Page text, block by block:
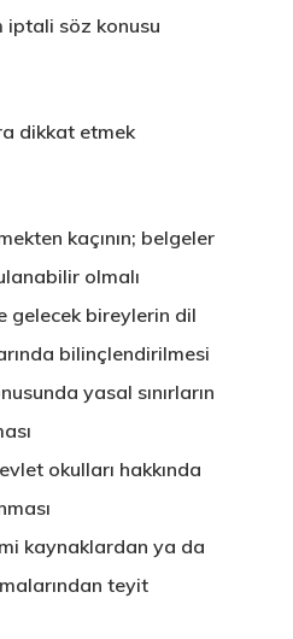
iptali söz konusu
dikkat etmek
kaçının; belgeler
olmalı
gelecek bireylerin dil
bilinçlendirilmesi
yasal sınırların
okulları hakkında
kaynaklardan ya da
teyit